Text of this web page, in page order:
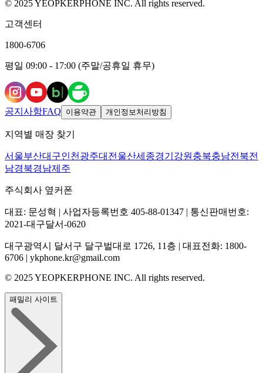
© 2025 YEOPKERPHONE INC. All rights reserved.
고객센터
1800-6706
평일 09:00 - 17:00 (주말/공휴일 휴무)
공지사항FAQ 이용약관 개인정보처리방침
지역별 매장 찾기
서울부산대구인천 광주대전 울산세종경기 강원 충북충남전북전
남경북경남제주
주식회사 옆커폰
대표: 문성혁 | 사업자등록번호 405-88-01347 | 통신판매번호:
2021-대구달서-0620
대구광역시 달서구 달구벌대로 1726, 11층 | 대표전화: 1800-
6706 | ykphone.kr@gmail.com
© 2025 YEOPKERPHONE INC. All rights reserved.
패밀리 사이트